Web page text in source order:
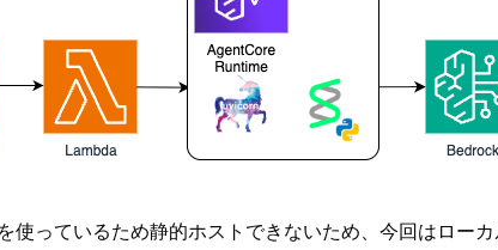
っているため静的ホストできないため、今回はロー